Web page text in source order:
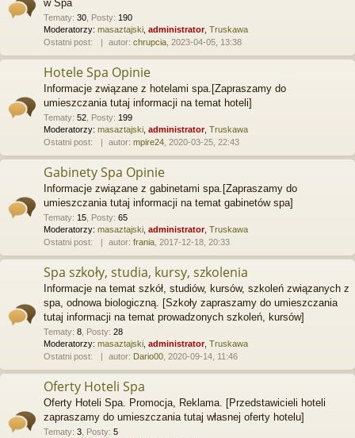
w Spa
Tematy: 30 Posty: 190
Moderatorzy: masaztajski administrator, Truskawa
Ostatni post:
autor: chrupcia , 2023-04-05, 13:38
Hotele Spa Opinie
Informacje związane z hotelami spa.[Zapraszamy do
umieszczania tutaj informacji na temat hoteli]
Tematy: 52 Posty: 199
Moderatorzy: masaztajski administrator, Truskawa
Ostatni post:
autor: mpire24 , 2020-03-25, 22:43
Gabinety Spa Opinie
Informacje związane z gabinetami spa.[Zapraszamy do
umieszczania tutaj informacji na temat gabinetów spa]
Tematy: 15 Posty: 65
Moderatorzy: masaztajski administrator, Truskawa
Ostatni post:
autor: frania , 2017-12-18, 20:33
Spa szkoły, studia, kursy, szkolenia
Informacje na temat szkół, studiów, kursów, szkoleń związanych z
spa, odnowa biologiczną. [Szkoły zapraszamy do umieszczania
tutaj informacji na temat prowadzonych szkoleń, kursów]
Tematy: 8 Posty: 28
Moderatorzy: masaztajski administrator, Truskawa
Ostatni post:
autor: Dario00 , 2020-09-14, 11:46
Oferty Hoteli Spa
Oferty Hoteli Spa. Promocja, Reklama. [Przedstawicieli hoteli
zapraszamy do umieszczania tutaj własnej oferty hotelu]
Tematy: 3 Posty: 5